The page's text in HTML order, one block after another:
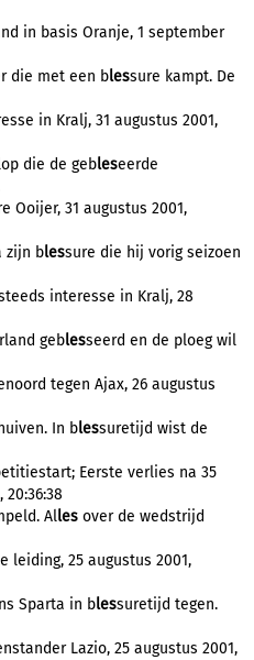
in basis Oranje, 1 september
die met een blessure kampt. De
in Kralj, 31 augustus 2001,
die de gebleseerde
Ooijer, 31 augustus 2001,
zijn blessure die hij vorig seizoen
interesse in Kralj, 28
geblesseerd en de ploeg wil
tegen Ajax, 26 augustus
In blessuretijd wist de
Eerste verlies na 35
Alles over de wedstrijd
leiding, 25 augustus 2001,
Sparta in blessuretijd tegen.
Lazio, 25 augustus 2001,